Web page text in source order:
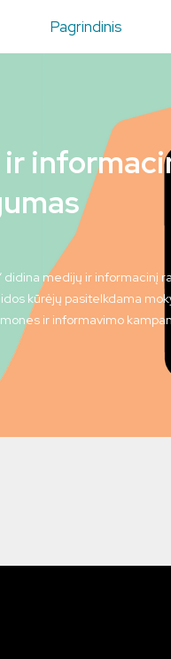
Pagrindinis
didina medijų ir informacinį
kūrėjų pasitelkdama
ir informavimo